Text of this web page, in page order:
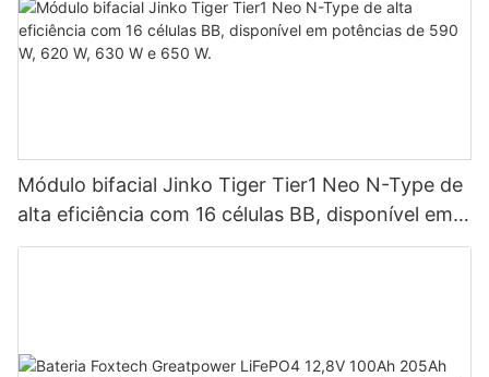
Módulo bifacial Jinko Tiger Tier1 Neo N-Type de
alta eficiência com 16 células BB, disponível em
potências de 590 W, 620 W, 630 W e 650 W.